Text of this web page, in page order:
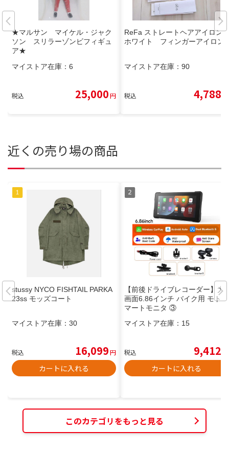
★マルサン マイケル・ジャク
ソン スリラーゾンビフィギュ
ア★
マイストア在庫： 6
税込 25,000円
ReFa ストレートヘアアイロン
ホワイト フィンガーアイロン
マイストア在庫： 90
税込 4,788
近くの売り場の商品
stussy NYCO FISHTAIL PARKA
23ss モッズコート
マイストア在庫： 30
税込 16,099円
カートに入れる
【前後ドライブレコーダー】大
画面6.86インチ バイク用 モトス
マートモニタ ③
マイストア在庫： 15
税込 9,412
カートに入れる
このカテゴリをもっと見る